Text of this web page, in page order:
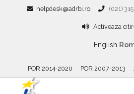
helpdesk@adrbi.ro (021)
Activeaza
English
POR 2014-2020 POR 2007-2013